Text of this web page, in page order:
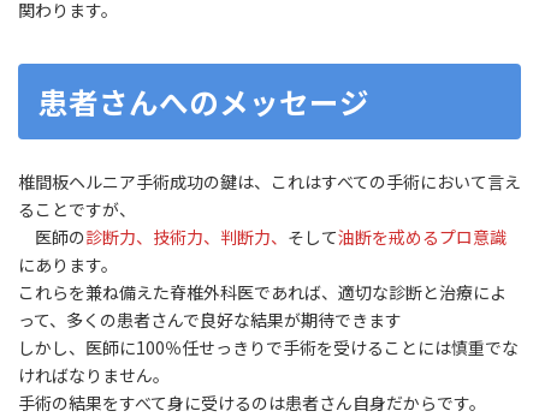
関わります。
患者さんへのメッセージ
椎間板ヘルニア手術成功の鍵は、これはすべての手術において言え
ることですが、
医師の診断力、技術力、判断力、 そして油断を戒めるプロ意識
にあります。
これらを兼ね備えた脊椎外科医であれば、適切な診断と治療によ
って、多くの患者さんで良好な結果が期待できます
しかし、医師に100％任せっきりで手術を受けることには慎重でな
ければなりません。
手術の結果をすべて身に受けるのは患者さん自身だからです。